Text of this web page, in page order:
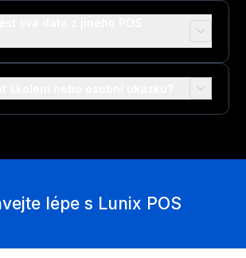
lépe s Lunix POS